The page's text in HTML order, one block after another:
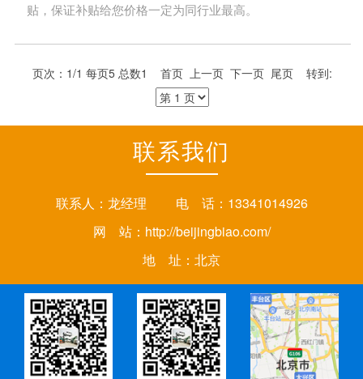
贴，保证补贴给您价格一定为同行业最高。
页次：1/1 每页5 总数1 首页 上一页 下一页 尾页 转到:
联系我们
联系人：龙经理 电 话：13341014926
网 站： http://beijingbiao.com/
地 址：北京